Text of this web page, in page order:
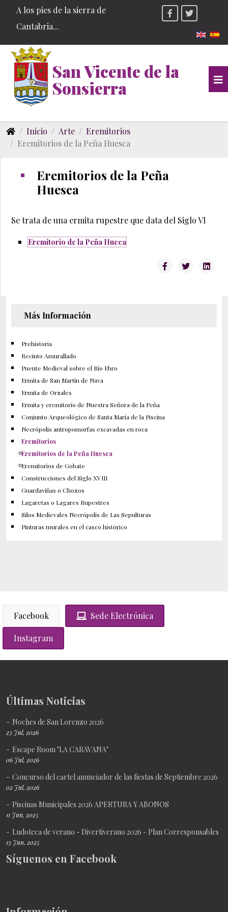
A los pies de la sierra de
Cantabria...
San Vicente de la
Sonsierra
Inicio Arte
Eremitorios
Eremitorios de la Peña Huesca
Eremitorios de la Peña
Huesca
Se trata de una ermita rupestre que data del Siglo VI
Eremitorio de la Peña Hueca
Más Información
Prehistoria
Recinto Amurallado
Puente Medieval sobre el Río Ebro
Ermita de San Martín de Nava
Ermita de Orzales
Ermita y eremitorio de Nuestra Señora de la Peña
Conjunto Arqueológico de Santa María de la Piscina
Necrópolis antropomorfas excavadas en roca
Eremitorios
Eremitorios de la Peña Huesca
Eremitorios de Gobate
Construcciones del Siglo XVIII
Guardaviñas o Chozos
Lagaretas o Lagares Rupestres
Silos Medievales Necrópolis de Las Sepulturas
Pinturas murales en el casco histórico
Facebook Sede Electrónica
Instagram
Últimas Noticias
Noches de San Lorenzo 2026
23 Jul, 2026
Escape Room "LA CARAVANA"
06 Jul, 2026
Concurso del cartel anunciador de las fiestas de Septiembre 2026
02 Jul, 2026
Piscinas Municipales 2026 APERTURA Y ABONOS
11 Jun, 2025
Ludoteca de verano - Divertiverano 2026 - Plan Corresponsables
13 Jun, 2025
Síguenos en Facebook